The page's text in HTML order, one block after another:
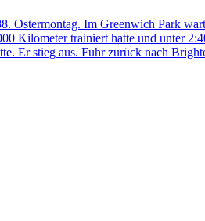
Ostermontag. Im Greenwich Park
Kilometer trainiert hatte und unter
Er stieg aus. Fuhr zurück nach